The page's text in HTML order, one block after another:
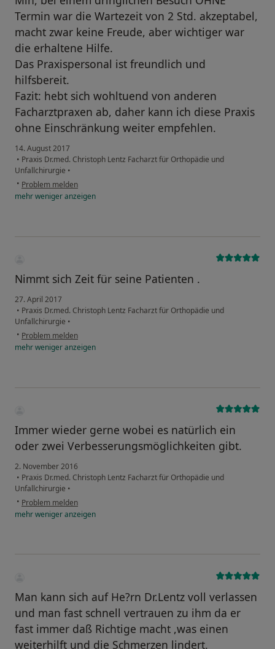
Termin war die Wartezeit von 2 Std. akzeptabel,
macht zwar keine Freude, aber wichtiger war
die erhaltene Hilfe.
Das Praxispersonal ist freundlich und
hilfsbereit.
Fazit: hebt sich wohltuend von anderen
Facharztpraxen ab, daher kann ich diese Praxis
ohne Einschränkung weiter empfehlen.
14. August 2017
• Praxis Dr.med. Christoph Lentz Facharzt für Orthopädie und
Unfallchirurgie •
• Problem melden
mehrwenigeranzeigen
Nimmt sich Zeit für seine Patienten .
27. April 2017
• Praxis Dr.med. Christoph Lentz Facharzt für Orthopädie und
Unfallchirurgie •
• Problem melden
mehrwenigeranzeigen
Immer wieder gerne wobei es natürlich ein
oder zwei Verbesserungsmöglichkeiten gibt.
2. November 2016
• Praxis Dr.med. Christoph Lentz Facharzt für Orthopädie und
Unfallchirurgie •
• Problem melden
mehrwenigeranzeigen
Man kann sich auf He?rn Dr.Lentz voll verlassen
und man fast schnell vertrauen zu ihm da er
fast immer daß Richtige macht ,was einen
weiterhilft und die Schmerzen lindert.